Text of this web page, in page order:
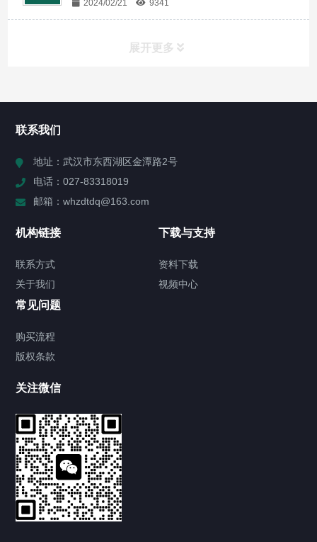
2024/02/21 9341
展开更多
公司新闻
优质现货｜武汉中电通电力高压试验设备，助力电力运
维试验标准化
2026/07/29 96
武汉中电通 ZDJF-920C 局放检测仪，厂家工程师现场
联系我们
地址：武汉市东西湖区金潭路2号
电话：027-83318019
邮箱：whzdtdq@163.com
机构链接
联系方式
关于我们
下载与支持
资料下载
视频中心
常见问题
购买流程
版权条款
关注微信